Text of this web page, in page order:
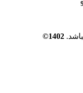
1402©